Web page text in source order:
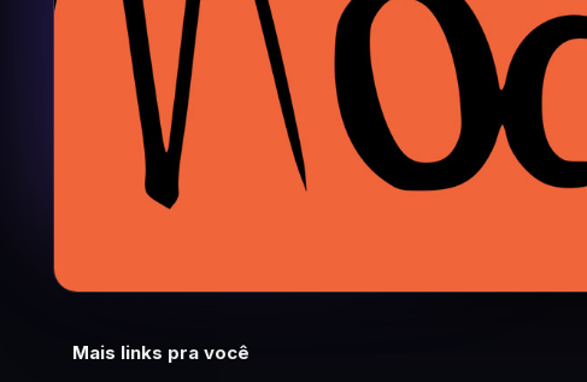
Mais links pra você